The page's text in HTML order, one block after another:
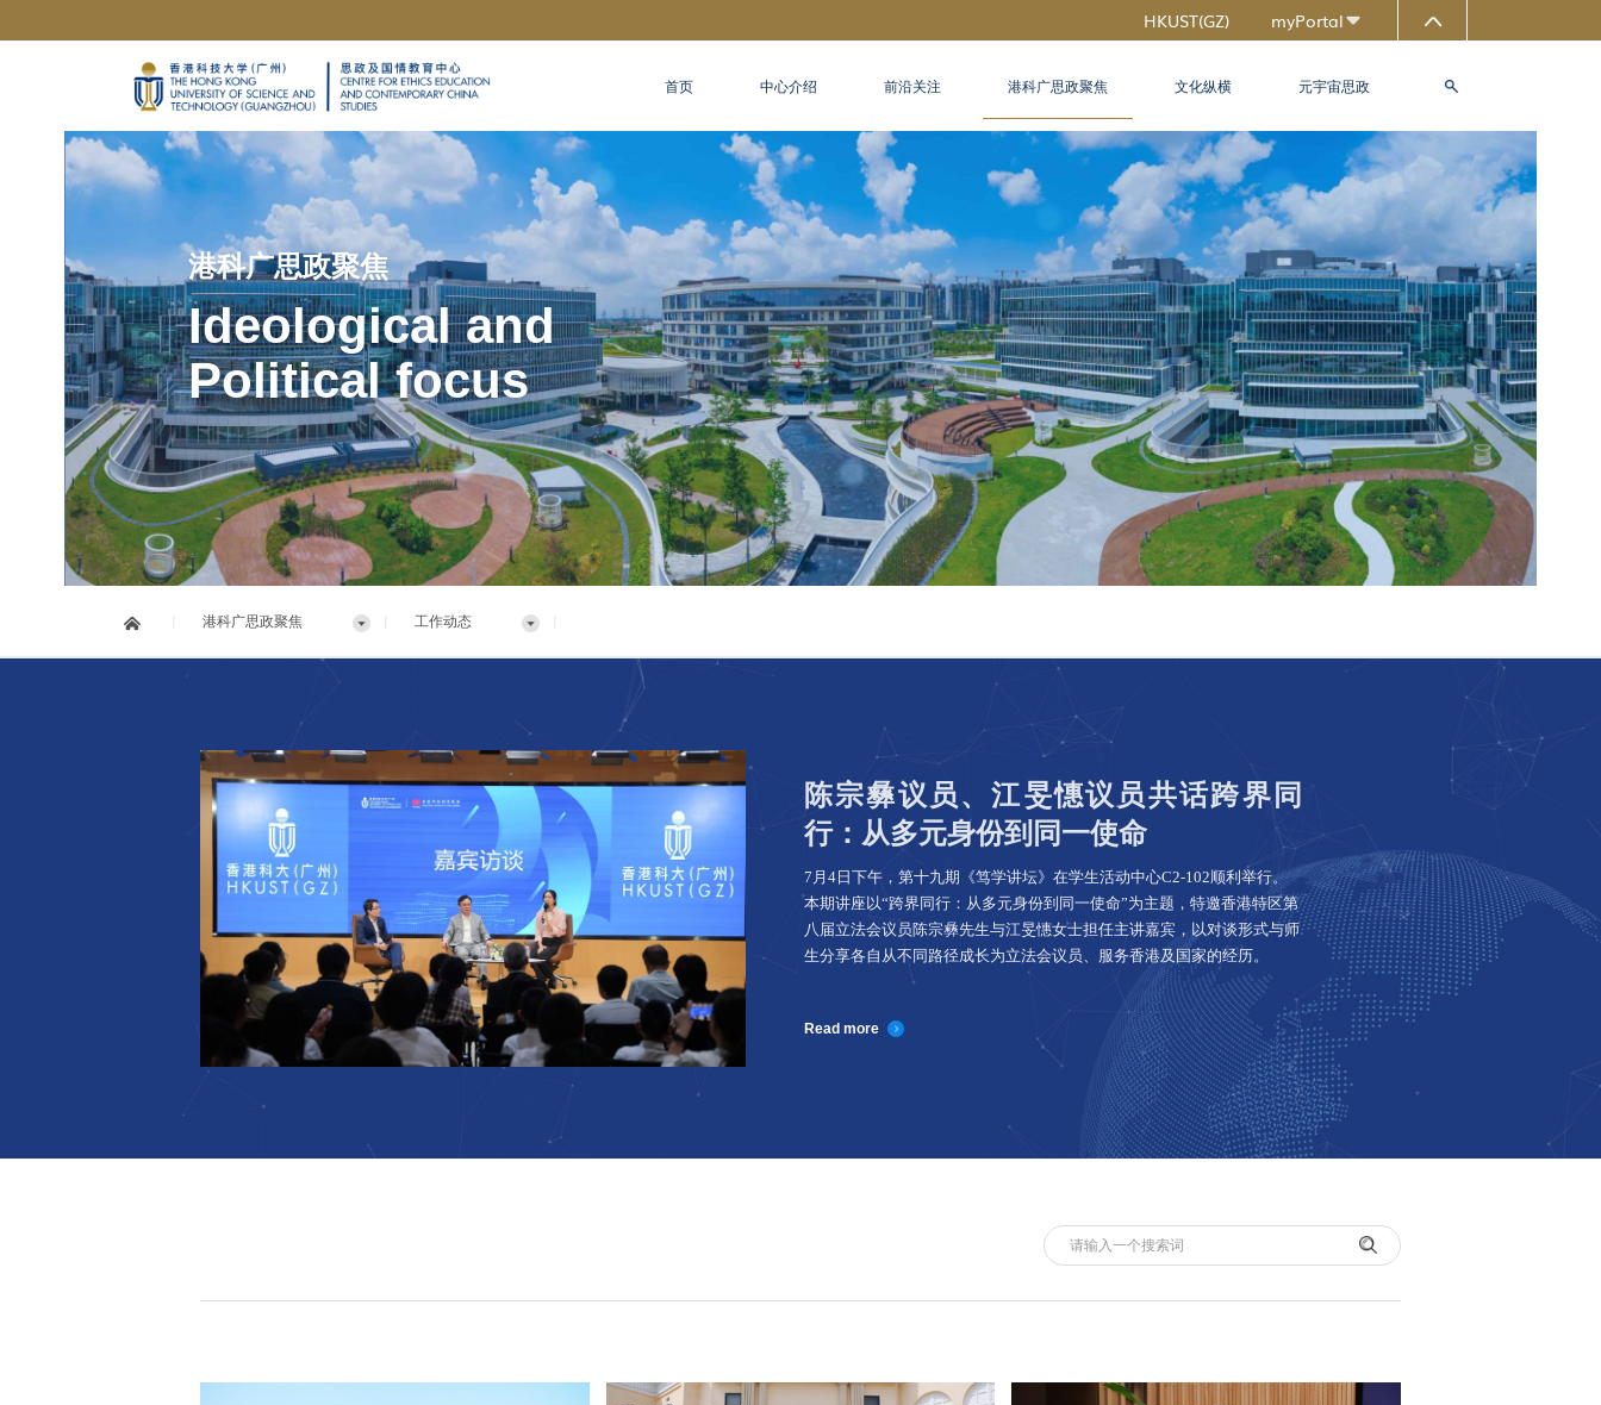
UNIVERSITY NEWS
CAREERS AT HKUST(GZ)
HKUST(GZ) myPortal
首页 中心介绍 前沿关注 港科广思政聚焦 文化纵横 元宇宙思政
港科广思政聚焦
Ideological and
Political focus
港科广思政聚焦 工作动态
陈宗彝议员、江旻憓议员共话跨界同
行：从多元身份到同一使命
7月4日下午，第十九期《笃学讲坛》在学生活动中心C2-102顺利举行。
本期讲座以“跨界同行：从多元身份到同一使命”为主题，特邀香港特区第
八届立法会议员陈宗彝先生与江旻憓女士担任主讲嘉宾，以对谈形式与师
生分享各自从不同路径成长为立法会议员、服务香港及国家的经历。
Read more